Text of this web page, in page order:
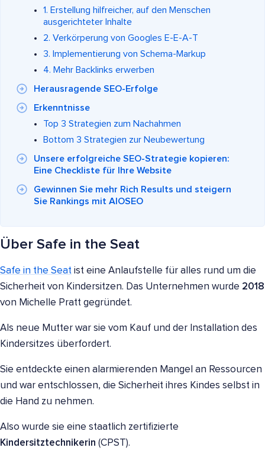
1. Erstellung hilfreicher, auf den Menschen
ausgerichteter Inhalte
2. Verkörperung von Googles E-E-A-T
3. Implementierung von Schema-Markup
4. Mehr Backlinks erwerben
Herausragende SEO-Erfolge
Erkenntnisse
Top 3 Strategien zum Nachahmen
Bottom 3 Strategien zur Neubewertung
Unsere erfolgreiche SEO-Strategie kopieren:
Eine Checkliste für Ihre Website
Gewinnen Sie mehr Rich Results und steigern
Sie Rankings mit AIOSEO
Über Safe in the Seat
Safe in the Seat ist eine Anlaufstelle für alles rund um die
Sicherheit von Kindersitzen. Das Unternehmen wurde 2018
von Michelle Pratt gegründet.
Als neue Mutter war sie vom Kauf und der Installation des
Kindersitzes überfordert.
Sie entdeckte einen alarmierenden Mangel an Ressourcen
und war entschlossen, die Sicherheit ihres Kindes selbst in
die Hand zu nehmen.
Also wurde sie eine staatlich zertifizierte
Kindersitztechnikerin (CPST).